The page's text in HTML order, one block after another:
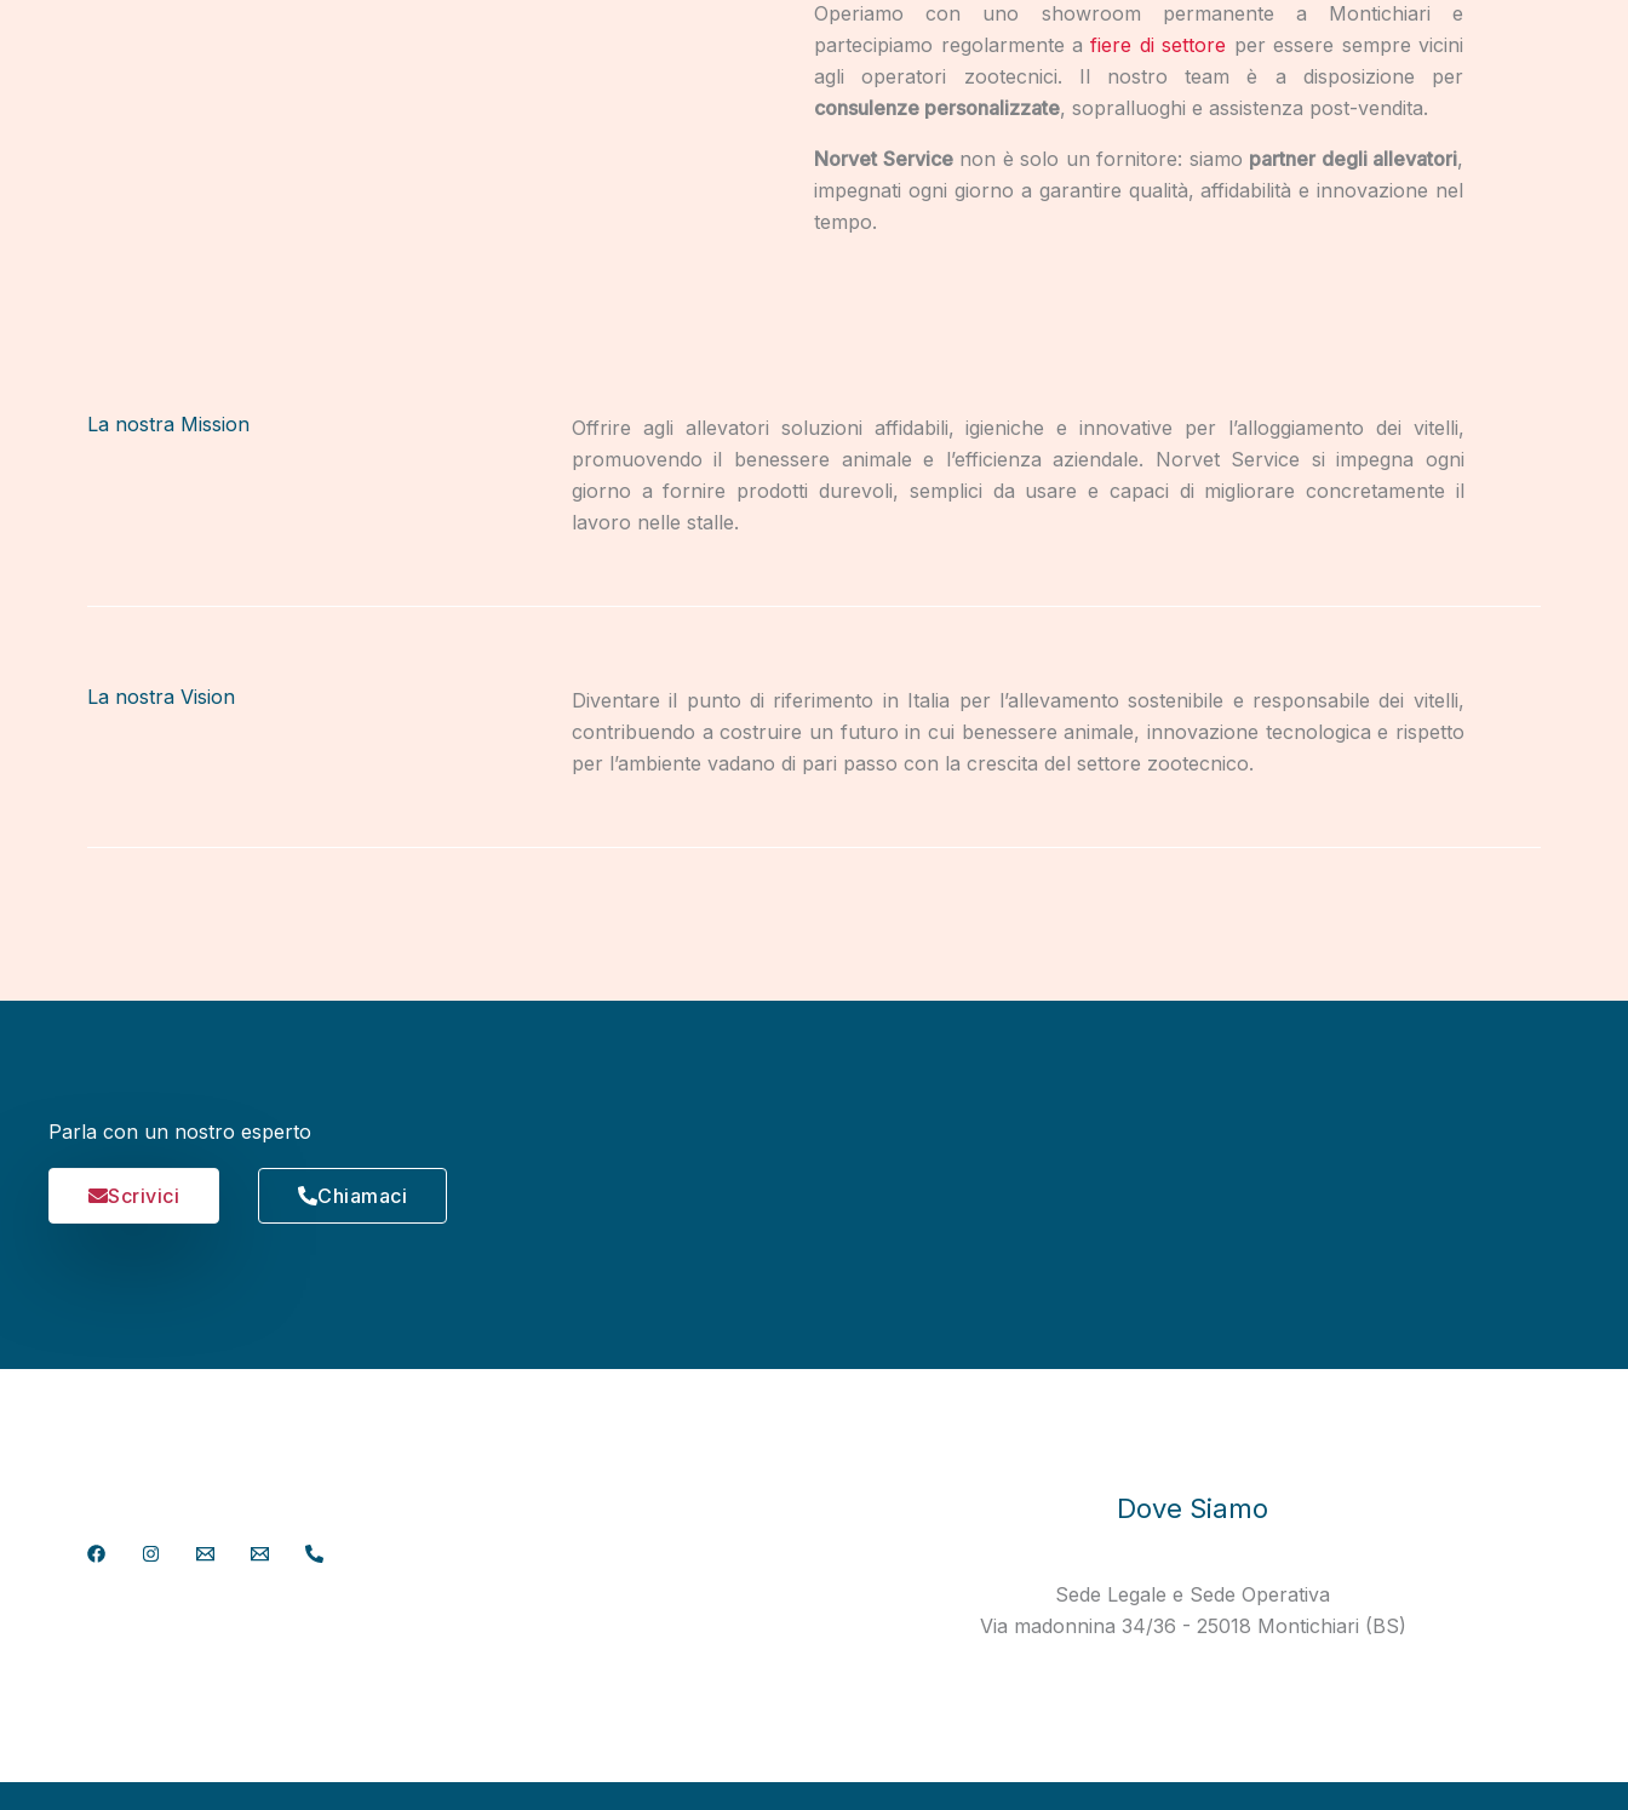
Operiamo con uno showroom permanente a Montichiari e
partecipiamo regolarmente a fiere di settore per essere sempre vicini
agli operatori zootecnici. Il nostro team è a disposizione per
consulenze personalizzate, sopralluoghi e assistenza post-vendita.
Norvet Servicenon è solo un fornitore: siamo partner degli allevatori,
impegnati ogni giorno a garantire qualità, affidabilità e innovazione nel
tempo.
La nostra Mission
Offrire agli allevatori soluzioni affidabili, igieniche e innovative per l’alloggiamento dei vitelli,
promuovendo il benessere animale e l’efficienza aziendale. Norvet Service si impegna ogni
giorno a fornire prodotti durevoli, semplici da usare e capaci di migliorare concretamente il
lavoro nelle stalle.
La nostra Vision
Diventare il punto di riferimento in Italia per l’allevamento sostenibile e responsabile dei vitelli,
contribuendo a costruire un futuro in cui benessere animale, innovazione tecnologica e rispetto
per l’ambiente vadano di pari passo con la crescita del settore zootecnico.
Parla con un nostro esperto
Scrivici Chiamaci
Dove Siamo
Sede Legale e Sede Operativa
Via madonnina 34/36 - 25018 Montichiari (BS)